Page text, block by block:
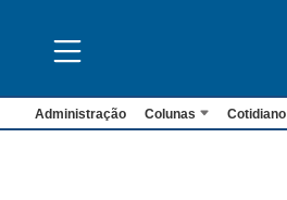
Administração Colunas Cotidiano